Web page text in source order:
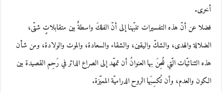
أخرى.
فضلا عن أنّ هذه التفسيرات تنبّهنا إلى أنّ الفلكَ واسطةٌ بين متقابلاتٍ شتّى،
الضلالة والهدى، والشكّ واليقين، والشقاء والسعادة، والموت والولادة، ومن شأن
هذه الثنائيّات الّتي شُحِنَ بها العنوانُ أن تمهّد إلى الصراع الدائر في رَحِم القصيدة بين
الكون والعدم، وأن تُكسِبَها الروح الدراميّة المميّزة.